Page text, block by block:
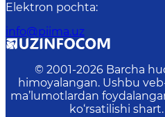
Elektron pochta:
info@piima.uz
© 2001-2026 Barcha
himoyalangan. Ushbu
ma’lumotlardan
ko‘rsatilishi shart.